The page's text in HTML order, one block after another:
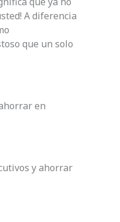
A diferencia
que un solo
en
y ahorrar